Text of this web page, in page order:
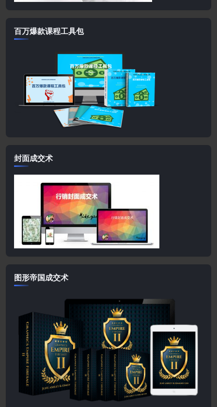
百万爆款课程工具包
封面成交术
图形帝国成交术